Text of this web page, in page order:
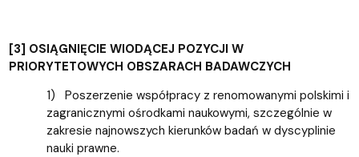
[3] OSIĄGNIĘCIE WIODĄCEJ POZYCJI W
PRIORYTETOWYCH OBSZARACH BADAWCZYCH
1) Poszerzenie współpracy z renomowanymi polskimi i
zagranicznymi ośrodkami naukowymi, szczególnie w
zakresie najnowszych kierunków badań w dyscyplinie
nauki prawne.